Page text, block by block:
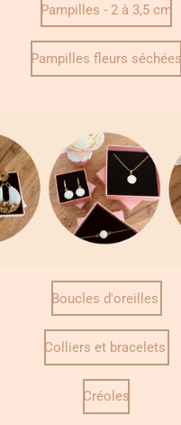
Pampilles - 2 à 3,5 cm
Pampilles fleurs séchées
Boucles d'oreilles
Colliers et bracelets
Créoles